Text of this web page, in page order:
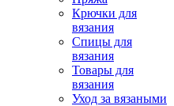
Крючки для
вязания
Спицы для
вязания
Товары для
вязания
Уход за вязаными